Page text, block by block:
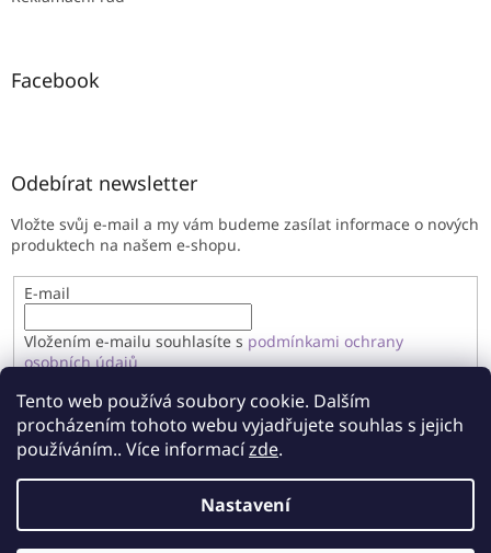
Tento web používá soubory cookie. Dalším
procházením tohoto webu vyjadřujete souhlas s jejich
používáním.. Více informacízde.
Nastavení
Facebook
Odebírat newsletter
Vložte svůj e-mail a my vám budeme zasílat informace o nových
produktech na našem e-shopu.
E-mail
Vložením e-mailu souhlasíte s podmínkami ochrany
osobních údajů
PŘIHLÁSIT SE
Vytvořil Shoptet